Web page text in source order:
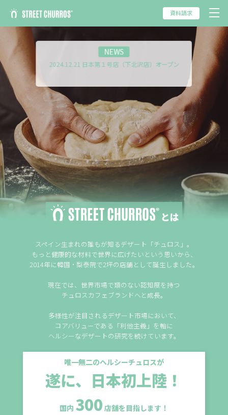
資料請求
スペイン生まれの誰もが知るデザート「チュロス」。
もっと健康的な材料で世界に広げたいという思いから、
2014年に韓国・梨泰院で2坪の店舗として誕生しました。
現在では、世界市場で類のない認知度を持つ
チュロスカフェブランドへと成長。
多様性が注目されるデザート市場において、
コアバリューである「利他主義」を軸に
ヘルシーなデザートの研究を続けています。
唯一無二のヘルシーチュロスが
遂に、日本初上陸！
国内 300 店舗を目指します！
NEWS
2025.06.18 YouTuber「いけちゃん」さん
2025.06.14 「FNNプライムオンライン」
2025.06.13 YouTuber「くれいじーまぐねっと」さん
2025.06.13 フジテレビ「Live News α」
2024.12.21 日本第１号店（下北沢店）オープン